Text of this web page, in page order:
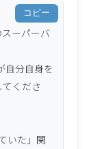
コピー
ーパーバ
自分自身を
くださ
いた」関